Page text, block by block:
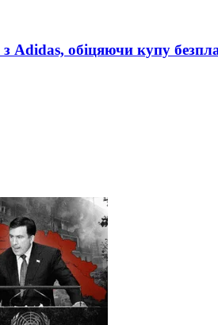
Adidas, обіцяючи купу